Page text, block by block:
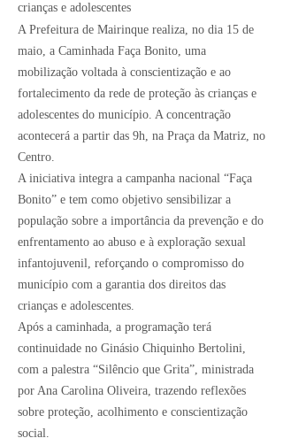
crianças e adolescentes
A Prefeitura de Mairinque realiza, no dia 15 de
maio, a Caminhada Faça Bonito, uma
mobilização voltada à conscientização e ao
fortalecimento da rede de proteção às crianças e
adolescentes do município. A concentração
acontecerá a partir das 9h, na Praça da Matriz, no
Centro.
A iniciativa integra a campanha nacional “Faça
Bonito” e tem como objetivo sensibilizar a
população sobre a importância da prevenção e do
enfrentamento ao abuso e à exploração sexual
infantojuvenil, reforçando o compromisso do
município com a garantia dos direitos das
crianças e adolescentes.
Após a caminhada, a programação terá
continuidade no Ginásio Chiquinho Bertolini,
com a palestra “Silêncio que Grita”, ministrada
por Ana Carolina Oliveira, trazendo reflexões
sobre proteção, acolhimento e conscientização
social.